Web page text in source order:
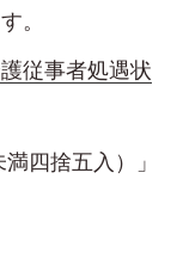
。
従事者処遇状
四捨五入）」